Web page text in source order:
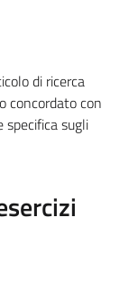
di ricerca
concordato con
specifica sugli